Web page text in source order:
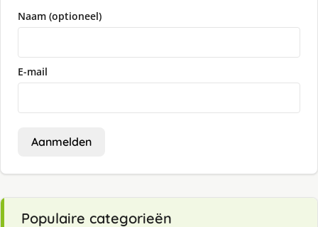
Naam (optioneel)
E-mail
Aanmelden
Populaire categorieën